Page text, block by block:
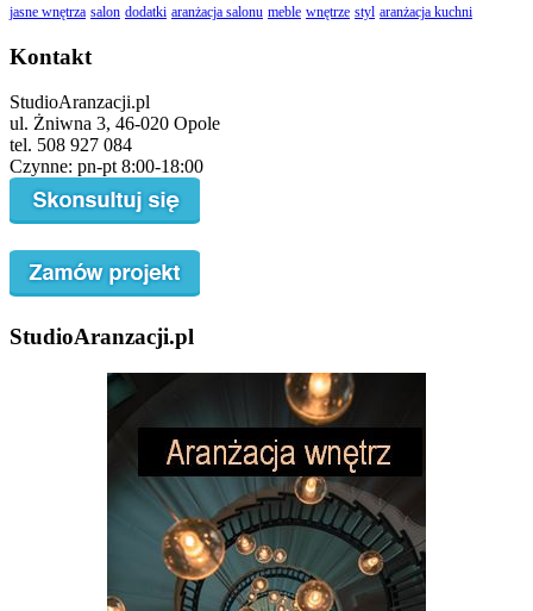
jasne wnętrza salon dodatki aranżacja salonu meble wnętrze styl aranżacja kuchni
Kontakt
StudioAranzacji.pl
ul. Żniwna 3, 46-020 Opole
tel. 508 927 084
Czynne: pn-pt 8:00-18:00
StudioAranzacji.pl